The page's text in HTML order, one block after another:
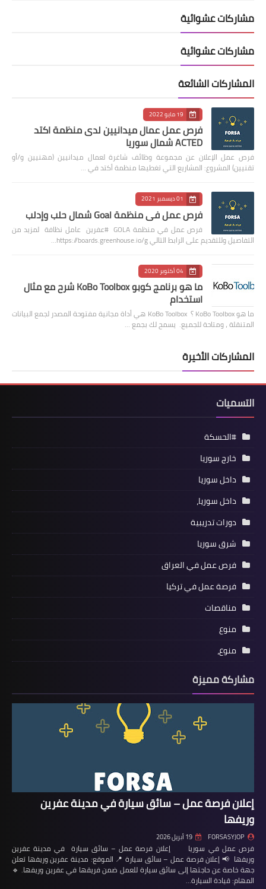
مشاركات عشوائية
مشاركات عشوائية
المشاركات الشائعة
19 مايو 2022
فرص عمل عمال ميدانيين لدى منظمة اكتد
ACTED شمال سوريا
فرص عمل الإعلان عن مجموعة وظائف شاغرة لعمال ميدانيين (مهنيين و/أو
تقنيين) المشروع: المشاريع التي تغطيها منظمة أكتد في …
01 ديسمبر 2021
فرص عمل في منظمة Goal شمال حلب وإدلب
فرص عمل في منظمة GOLA #عفرين عامل نظافة لمزيد من
التفاصيل وللتقديم على الرابط التالي https://boards.greenhouse.io/g…
04 أكتوبر 2020
ما هو برنامج كوبو KoBo Toolbox شرح مع مثال
استخدام
ما هو KoBo Toolbox ؟ KoBo Toolbox هي أداة مجانية مفتوحة المصدر لجمع البيانات
المتنقلة ، ومتاحة للجميع. يسمح لك بجمع …
المشاركات الأخيرة
التسميات
#الحسكة
خارج سوريا
داخل سوريا
داخل سوريا،
دورات تدريبية
شرق سوريا
فرص عمل في العراق
فرصة عمل في تركيا
مناقصات
منوع
منوع،
مشاركة مميزة
إعلان فرصة عمل – سائق سيارة في مدينة عفرين
وريفها
FORSASYJOP 19 أبريل 2026
فرص عمل في سوريا إعلان فرصة عمل – سائق سيارة في مدينة عفرين
وريفها 📢 إعلان فرصة عمل – سائق سيارة 📍 الموقع: مدينة عفرين وريفها تعلن
جهة خاصة عن حاجتها إلى سائق سيارة للعمل ضمن فريقها في عفرين وريفها. 🔹
المهام: قيادة السيارة…